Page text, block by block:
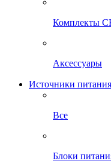
Комплекты
Аксессуары
Источники питания
Все
Блоки